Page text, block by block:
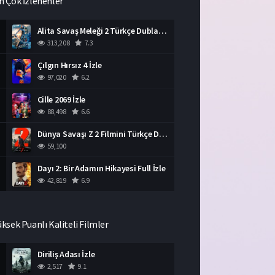
Alita Savaş Meleği 2 Türkçe Dublaj İzle HD Film
313,208 7.3
Çılgın Hırsız 4 İzle
97,020 6.2
Cille 2069 İzle
88,498 6.6
Dünya Savaşı Z 2 Filmini Türkçe Dublaj İzle
59,100
Dayı 2: Bir Adamın Hikayesi Full İzle
42,819 6.9
Puanlı Kaliteli Filmler
Diriliş Adası İzle
2,517 9.1